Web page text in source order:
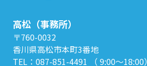
高松（事務所）
〒760-0032
香川県高松市本町3番地
TEL：087-851-4491 （ 9:00～18:00）